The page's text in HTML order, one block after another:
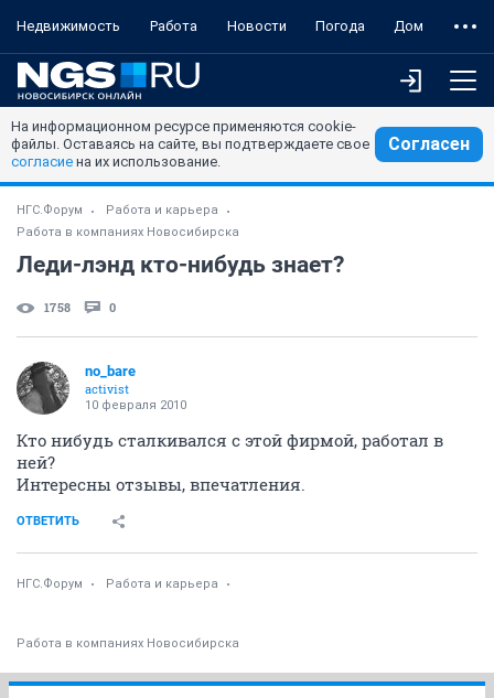
Недвижимость Работа Новости Погода Дом
На информационном ресурсе применяются cookie-
файлы. Оставаясь на сайте, вы подтверждаете свое
согласие на их использование.
Согласен
НГС.Форум
Работа и карьера
Работа в компаниях Новосибирска
Леди-лэнд кто-нибудь знает?
1758 0
no_bare
activist
10 февраля 2010
Кто нибудь сталкивался с этой фирмой, работал в
ней?
Интересны отзывы, впечатления.
ОТВЕТИТЬ
НГС.Форум Работа и карьера
Работа в компаниях Новосибирска